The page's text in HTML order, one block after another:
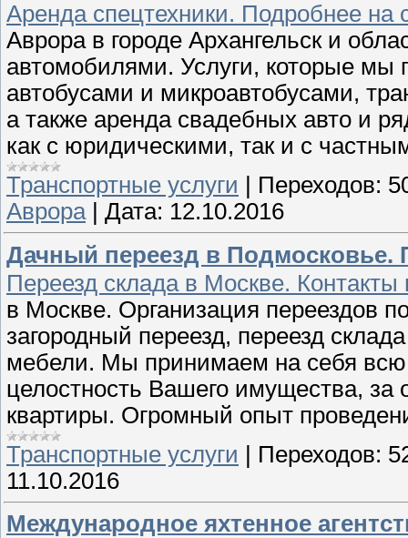
Аренда спецтехники. Подробнее на
Аврора в городе Архангельск и
автомобилями. Услуги, которые мы
автобусами и микроавтобусами,
а также аренда свадебных авто и
как с юридическими, так и с
Транспортные услуги
Переходов:
Аврора
Дата: 12.10.2016
Дачный переезд в
Переезд склада в Москве. Контакты
в Москве. Организация переездов
загородный переезд, переезд
мебели. Мы принимаем на себя всю
целостность Вашего имущества, за
квартиры. Огромный опыт
Транспортные услуги | Переходов:
11.10.2016
Международное яхтенное